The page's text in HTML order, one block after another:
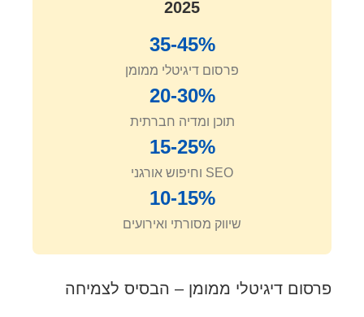
2025
35-45%
פרסום דיגיטלי ממומן
20-30%
תוכן ומדיה חברתית
15-25%
SEO וחיפוש אורגני
10-15%
שיווק מסורתי ואירועים
פרסום דיגיטלי ממומן – הבסיס לצמיחה